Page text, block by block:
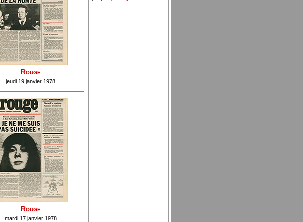
Rouge
jeudi 19 janvier 1978
Rouge
mardi 17 janvier 1978